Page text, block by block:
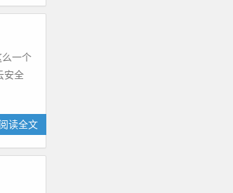
一个
安全
阅读全文